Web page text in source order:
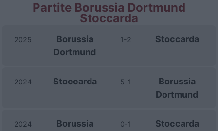
Partite Borussia Dortmund
Stoccarda
2025
Borussia
Dortmund
1-2 Stoccarda
2024 Stoccarda 5-1
Borussia
Dortmund
2024
Borussia
0-1 Stoccarda